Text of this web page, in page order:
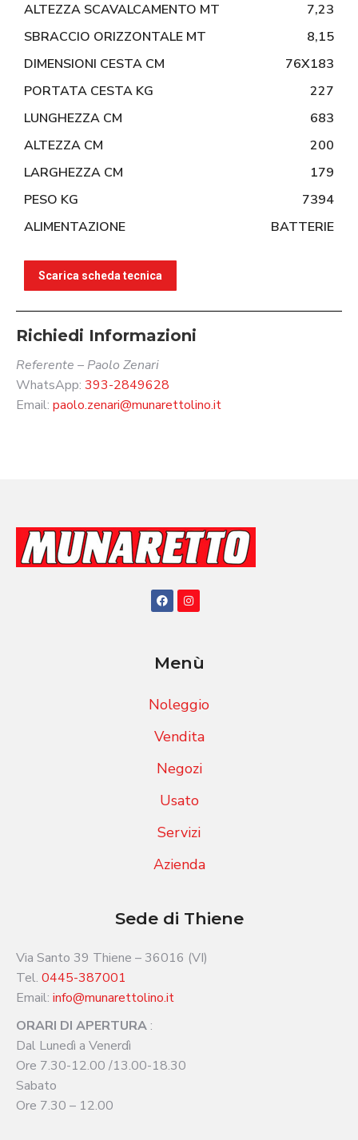
ALTEZZA SCAVALCAMENTO MT
7,23
SBRACCIO ORIZZONTALE MT
8,15
DIMENSIONI CESTA CM
76X183
PORTATA CESTA KG
227
LUNGHEZZA CM
683
ALTEZZA CM
200
LARGHEZZA CM
179
PESO KG
7394
ALIMENTAZIONE
BATTERIE
Scarica scheda tecnica
Richiedi Informazioni
Referente – Paolo Zenari
WhatsApp: 393-2849628
Email: paolo.zenari@munarettolino.it
Menù
Noleggio
Vendita
Negozi
Usato
Servizi
Azienda
Sede di Thiene
Via Santo 39 Thiene – 36016 (VI)
Tel. 0445-387001
Email: info@munarettolino.it
ORARI DI APERTURA:
Dal Lunedì a Venerdì
Ore 7.30-12.00 /13.00-18.30
Sabato
Ore 7.30 – 12.00